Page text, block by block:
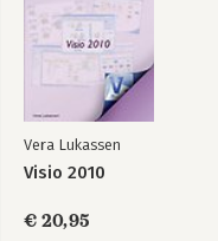
Excel 2019
Gevorderd
Vera Lukassen
Visio 2010
€ 20,95